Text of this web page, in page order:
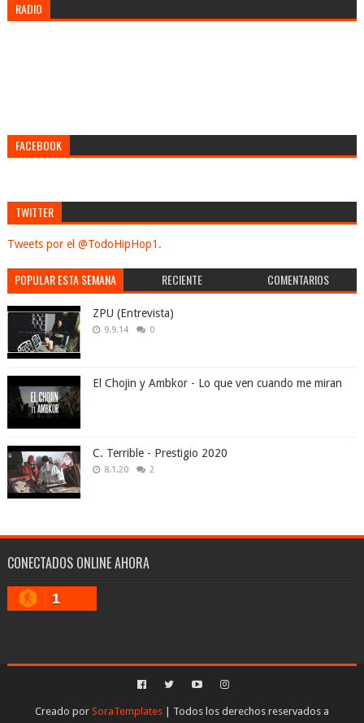
RADIO
FACEBOOK
TWITTER
Tweets por el @TodoHipHop1.
POPULAR ESTA SEMANA RECIENTE COMENTARIOS
ZPU (Entrevista)
9.9.14 0
El Chojin y Ambkor - Lo que ven cuando me miran
C. Terrible - Prestigio 2020
8.1.20 2
CONECTADOS ONLINE AHORA
1
Creado por SoraTemplates| Todos los derechos reservados a